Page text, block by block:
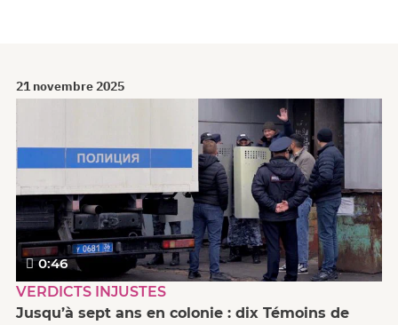
21 novembre 2025
0:46
VERDICTS INJUSTES
Jusqu’à sept ans en colonie : dix Témoins de